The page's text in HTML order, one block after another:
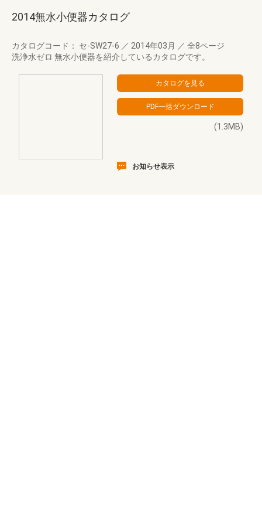
2014無水小便器カタログ
カタログコード： セ-SW27-6 ／ 2014年03月 ／ 全8ページ
洗浄水ゼロ 無水小便器を紹介しているカタログです。
(1.3MB)
お知らせ表示